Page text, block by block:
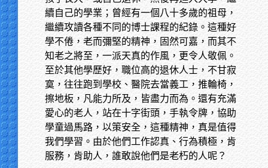
續自己的學業；曾經有一個八十多歲的祖母，
繼續攻讀各種不同的博士課程的紀錄。這種好
學不倦，老而彌堅的精神，固然可嘉，而其不
知老之將至，一派天真的作風，更令人敬佩。
至於其他學歷好，職位高的退休人士，不甘寂
寞，往往跑到學校、醫院去當義工，推輪椅，
擦地板，凡能力所及，皆盡力而為。還有充滿
愛心的老人，站在十字街頭，手執令牌，協助
學童過馬路，以策安全，這種精神，真是值得
我們學習。由於他們工作認真、行為積極，肯
服務，肯助人，誰敢說他們是老朽的人呢？